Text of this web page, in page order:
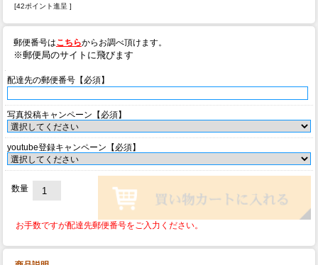
[42ポイント進呈 ]
郵便番号はこちらからお調べ頂けます。
※郵便局のサイトに飛びます
配達先の郵便番号【必須】
写真投稿キャンペーン【必須】
youtube登録キャンペーン【必須】
数量
お手数ですが配達先郵便番号をご入力ください。